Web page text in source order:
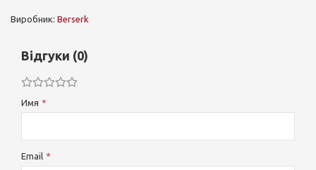
Виробник: Berserk
Відгуки (0)
Имя
Email